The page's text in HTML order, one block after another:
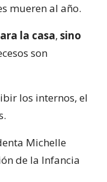
mueren al año.
la casa, sino
son
los internos, el
Michelle
de la Infancia